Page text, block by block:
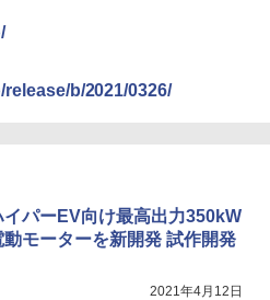
b/2021/0326/
イパーEV向け最高出力350kW
動モーターを新開発 試作開発
2021年4月12日